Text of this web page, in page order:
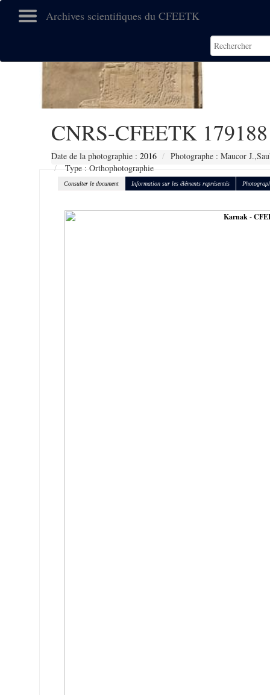
Archives scientifiques du CFEETK
CNRS-CFEETK 179188
Date de la photographie : 2016
Photographe : Maucor
Type : Orthophotographie
Consulter le document Information sur les éléments représentés